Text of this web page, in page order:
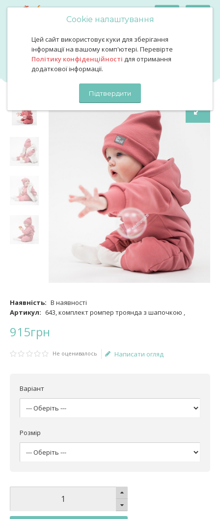
Cookie налаштування
Цей сайт використовує куки для зберігання
інформації на вашому комп'ютері. Перевірте
Політику конфіденційності для отримання
додаткової інформації.
Підтвердити
Комплект ромпер троянда з шапочкою
Комплект ромпер троянда з
шапочкою
Наявність: В наявності
Артикул: 643, комплект ромпер троянда з шапочкою ,
915грн
Не оценивалось Написати огляд
Варіант
Розмір